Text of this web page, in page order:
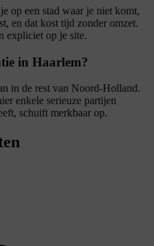
op een stad waar je niet komt,
en dat kost tijd zonder omzet.
expliciet op je site.
in Haarlem?
in de rest van Noord-Holland.
enkele serieuze partijen
schuift merkbaar op.